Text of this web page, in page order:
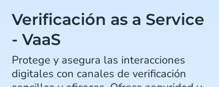
Verificación as a Service
- VaaS
Protege y asegura las interacciones
digitales con canales de verificación